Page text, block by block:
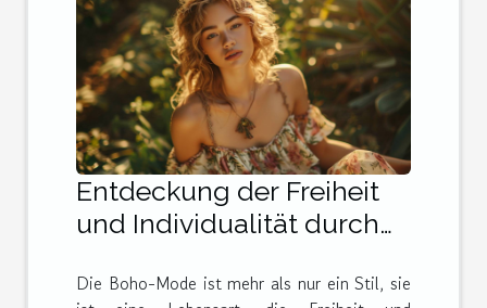
Entdeckung der Freiheit
und Individualität durch
Die Boho-Mode ist mehr als nur ein Stil, sie